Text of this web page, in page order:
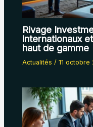
Rivage
internationaux
haut de gamme
Actualités /11 octobre